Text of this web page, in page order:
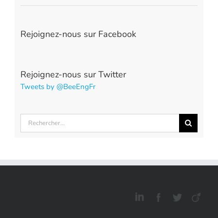
Rejoignez-nous sur Facebook
Rejoignez-nous sur Twitter
Tweets by @BeeEngFr
Rechercher: